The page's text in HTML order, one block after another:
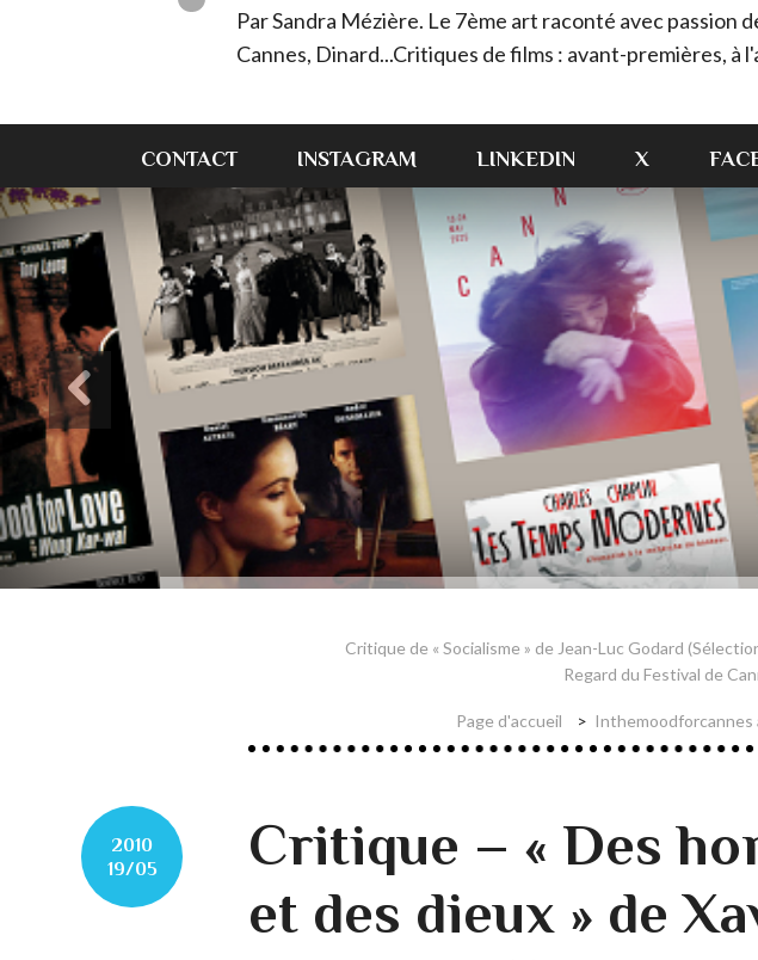
Par Sandra Mézière. Le 7ème art raconté avec passion
Cannes, Dinard...Critiques de films : avant-premières,
CONTACT INSTAGRAM LINKEDIN X
Critique de « Socialisme » de Jean-Luc Godard
Regard du Festival de
Page d'accueil Inthemoodforcannes
2010
19/05
Critique – « Des
et des dieux » de